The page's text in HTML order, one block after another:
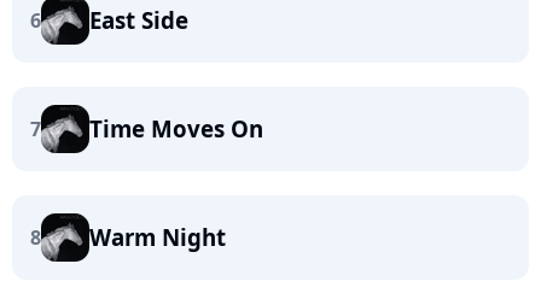
6 East Side
7 Time Moves On
8 Warm Night